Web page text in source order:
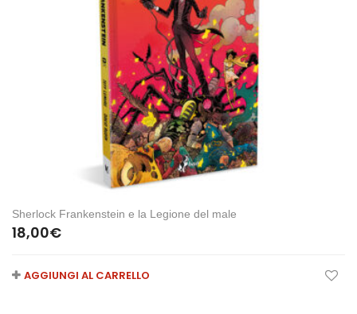
Sherlock Frankenstein e la Legione del male
18,00€
AGGIUNGI AL CARRELLO